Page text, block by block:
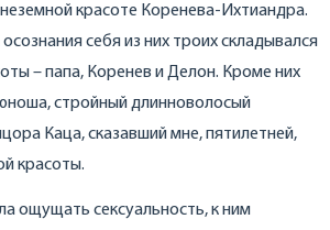
красоте Коренева-Ихтиандра.
себя из них троих складывался
– папа, Коренев и Делон. Кроме них
стройный длинноволосый
Каца, сказавший мне, пятилетней,
красоты.
ощущать сексуальность, к ним